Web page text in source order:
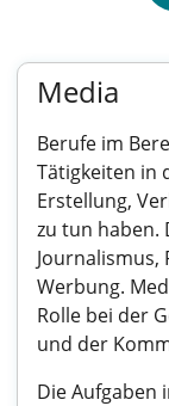
Media
Berufe im
Tätigkeiten in
Erstellung,
zu tun haben.
Journalismus,
Werbung.
Rolle bei der
und der
Die Aufgaben